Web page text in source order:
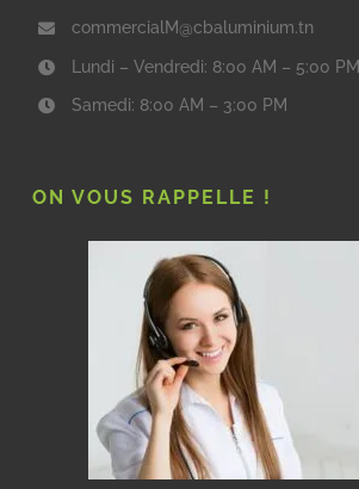
commercialM@cbaluminium.tn
Lundi – Vendredi: 8:00 AM – 5:00 PM
Samedi: 8:00 AM – 3:00 PM
ON VOUS RAPPELLE !